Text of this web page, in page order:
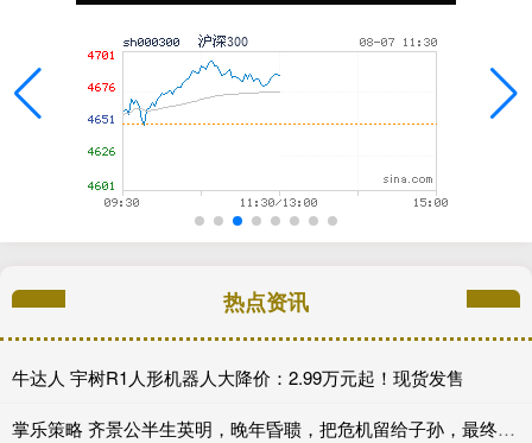
热点资讯
牛达人 宇树R1人形机器人大降价：2.99万元起！现货发售
掌乐策略 齐景公半生英明，晚年昏聩，把危机留给子孙，最终家败国亡